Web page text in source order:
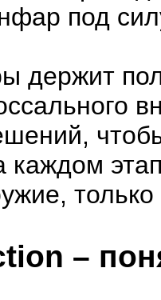
под
держит
каждом
только
–